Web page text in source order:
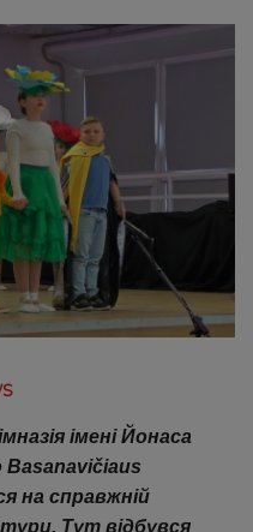
імені Йонаса
Basanavičiaus
на справжній
Тут відбувся